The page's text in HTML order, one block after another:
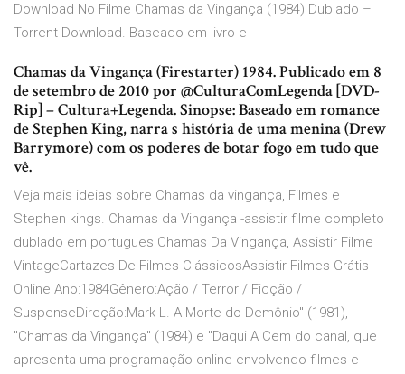
Download No Filme Chamas da Vingança (1984) Dublado –
Torrent Download. Baseado em livro e
Chamas da Vingança (Firestarter) 1984. Publicado em 8
de setembro de 2010 por @CulturaComLegenda [DVD-
Rip] – Cultura+Legenda. Sinopse: Baseado em romance
de Stephen King, narra s história de uma menina (Drew
Barrymore) com os poderes de botar fogo em tudo que
vê.
Veja mais ideias sobre Chamas da vingança, Filmes e
Stephen kings. Chamas da Vingança -assistir filme completo
dublado em portugues Chamas Da Vingança, Assistir Filme
VintageCartazes De Filmes ClássicosAssistir Filmes Grátis
Online Ano:1984Gênero:Ação / Terror / Ficção /
SuspenseDireção:Mark L. A Morte do Demônio" (1981),
"Chamas da Vingança" (1984) e "Daqui A Cem do canal, que
apresenta uma programação online envolvendo filmes e